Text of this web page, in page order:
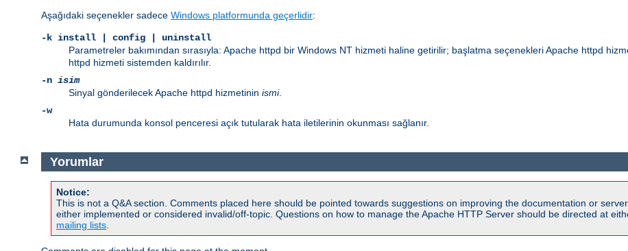
Aşağıdaki seçenekler sadece Windows platformunda geçerlidir:
-k install | config | uninstall
Parametreler bakımından sırasıyla: Apache httpd bir Windows NT hizmeti haline getirilir; başlatma seçenekleri Apache httpd
httpd hizmeti sistemden kaldırılır.
-n isim
Sinyal gönderilecek Apache httpd hizmetinin ismi.
-w
Hata durumunda konsol penceresi açık tutularak hata iletilerinin okunması sağlanır.
Yorumlar
Notice:
This is not a Q&A section. Comments placed here should be pointed towards suggestions on improving the documentation or
either implemented or considered invalid/off-topic. Questions on how to manage the Apache HTTP Server should be directed at
mailing lists.